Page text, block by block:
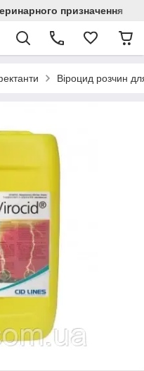
призначення
Віроцид розчин